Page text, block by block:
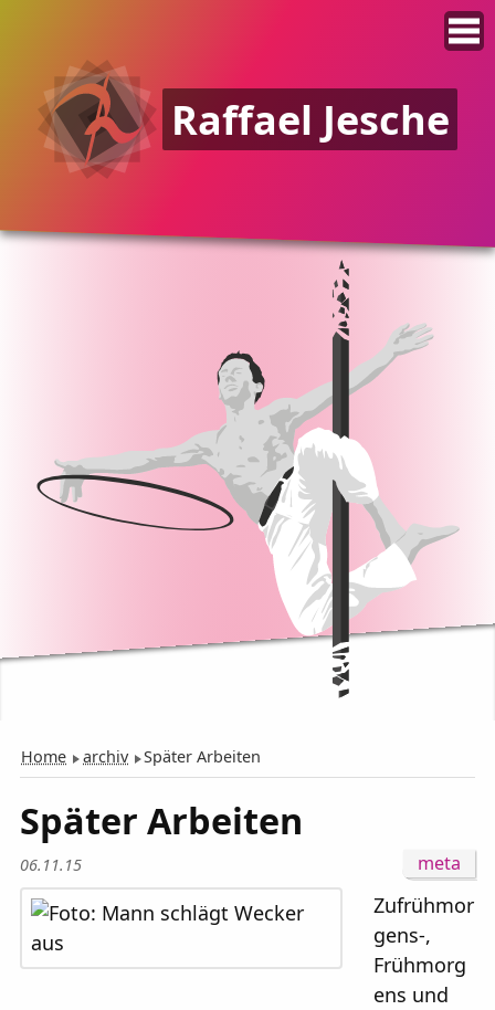
Raffael Jesche
Home archiv Später Arbeiten
Später Arbeiten
01.07.06 -
Rollen:
Aussteller
Kunstart:
06.11.15
Zufrühmor
gens-,
Frühmorg
ens und